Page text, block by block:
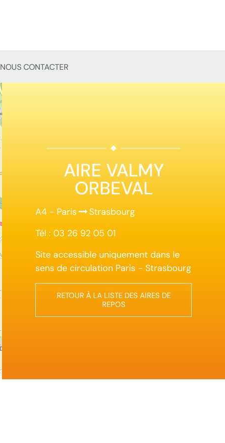
NOUS CONTACTER
AIRE VALMY
ORBEVAL
A4 - Paris
Strasbourg
Tél : 03 26 92 05 01
Site accessible uniquement dans le
sens de circulation Paris - Strasbourg
RETOUR À LA LISTE DES AIRES DE
REPOS